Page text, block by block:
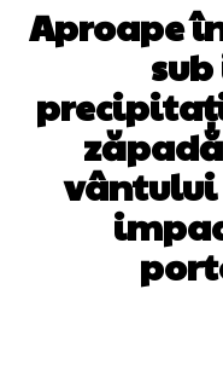
Aproape
vântului